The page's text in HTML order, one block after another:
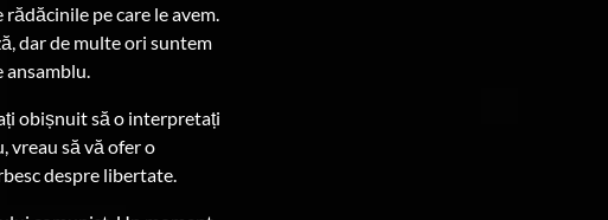
pe care le avem.
dar de multe ori suntem
obișnuit să o interpretați
vreau să vă ofer o
despre libertate.